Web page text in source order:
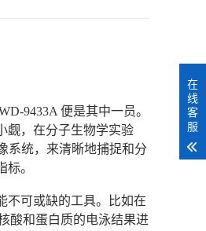
9433A 便是其中一员。
觑，在分子生物学实验
系统，来清晰地捕捉和分
。
不可或缺的工具。比如在
酸和蛋白质的电泳结果进
在
线
客
服